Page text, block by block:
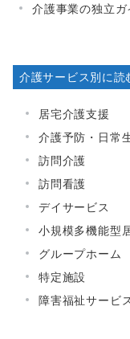
介護事業の独立ガ
介護サービス別に読
居宅介護支援
介護予防・日常
訪問介護
訪問看護
デイサービス
小規模多機能型
グループホーム
特定施設
障害福祉サービ